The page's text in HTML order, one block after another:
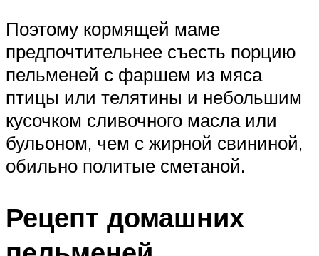
Поэтому кормящей маме
предпочтительнее съесть порцию
пельменей с фаршем из мяса
птицы или телятины и небольшим
кусочком сливочного масла или
бульоном, чем с жирной свининой,
обильно политые сметаной.
Рецепт домашних